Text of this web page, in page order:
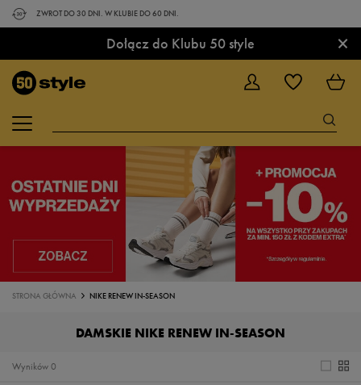
ZWROT DO 30 DNI. W KLUBIE DO 60 DNI.
Dołącz do Klubu 50 style ×
STRONA GŁÓWNA NIKE RENEW IN-SEASON
DAMSKIE NIKE RENEW IN-SEASON
0
Wyników